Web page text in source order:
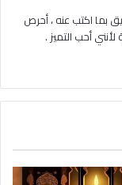
بما اكتب عنه ، أحرص
أحب التميز .